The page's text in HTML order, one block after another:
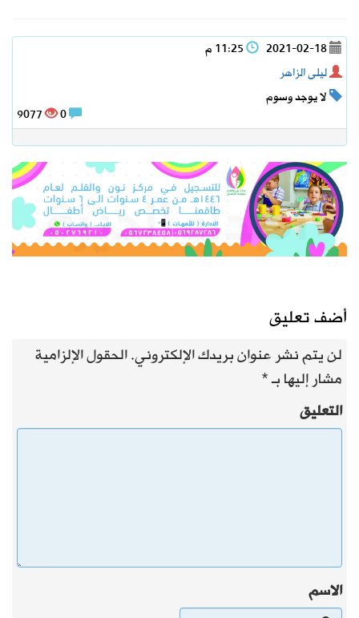
2021-02-18
ليلى الزاهر
لا يوجد وسوم
9077
أضف تعليق
لن يتم نشر عنوان بريدك الإلكتروني.الحقول الإلزامية
مشار إليها بـ*
التعليق
الاسم